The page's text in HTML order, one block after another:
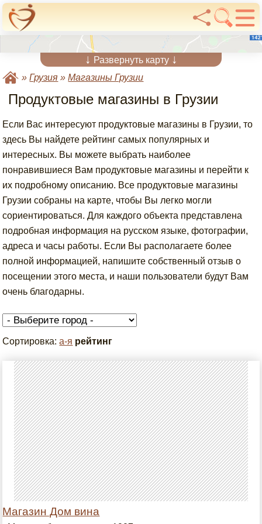
↓ Развернуть карту ↓
»Грузия »Магазины Грузии
Продуктовые магазины в Грузии
Если Вас интересуют продуктовые магазины в Грузии, то
здесь Вы найдете рейтинг самых популярных и
интересных. Вы можете выбрать наиболее
понравившиеся Вам продуктовые магазины и перейти к
их подробному описанию. Все продуктовые магазины
Грузии собраны на карте, чтобы Вы легко могли
сориентироваться. Для каждого объекта представлена
подробная информация на русском языке, фотографии,
адреса и часы работы. Если Вы располагаете более
полной информацией, напишите собственный отзыв о
посещении этого места, и наши пользователи будут Вам
очень благодарны.
Сортировка:а-я рейтинг
Магазин Дом вина